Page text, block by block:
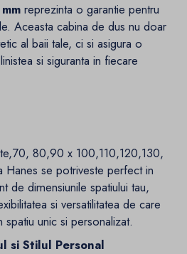
reprezinta o garantie pentru
Aceasta cabina de dus nu doar
al baii tale, ci si asigura o
si siguranta in fiecare
80,90 x 100,110,120,130,
se potriveste perfect in
de dimensiunile spatiului tau,
si versatilitatea de care
unic si personalizat.
si Stilul Personal